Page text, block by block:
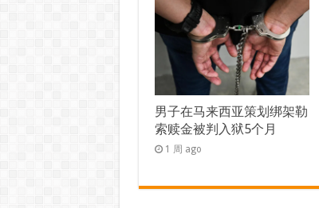
男子在马来西亚策划绑架勒
索赎金被判入狱5个月
1 周 ago